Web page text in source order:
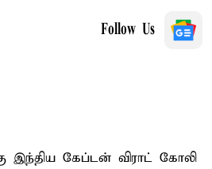
Follow Us
இந்திய கேப்டன் விராட் கோலி